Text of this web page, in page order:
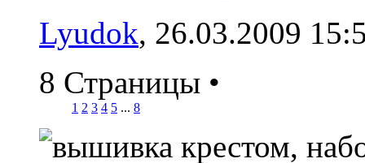
Lyudok, 26.03.2009
8 Страницы •
1 2 3 4 5 ... 8